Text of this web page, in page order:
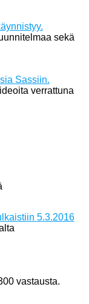
sekä
Sassiin.
verrattuna
5.3.2016
vastausta.